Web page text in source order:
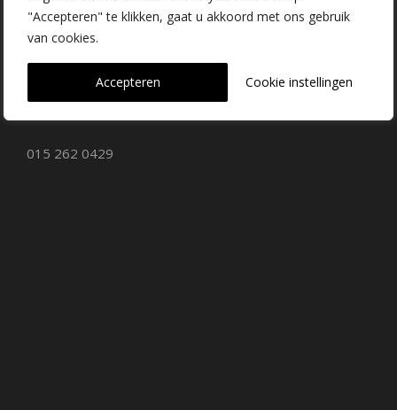
"Accepteren" te klikken, gaat u akkoord met ons gebruik
van cookies.
Cookie instellingen
Accepteren
Vrederustlaan 10
2645 AW Delfgauw
015 262 0429